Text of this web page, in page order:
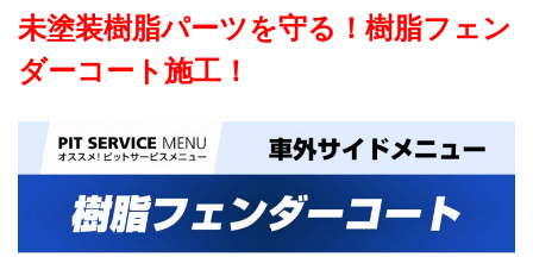
未塗装樹脂パーツを守る！樹脂フェン
ダーコート施工！